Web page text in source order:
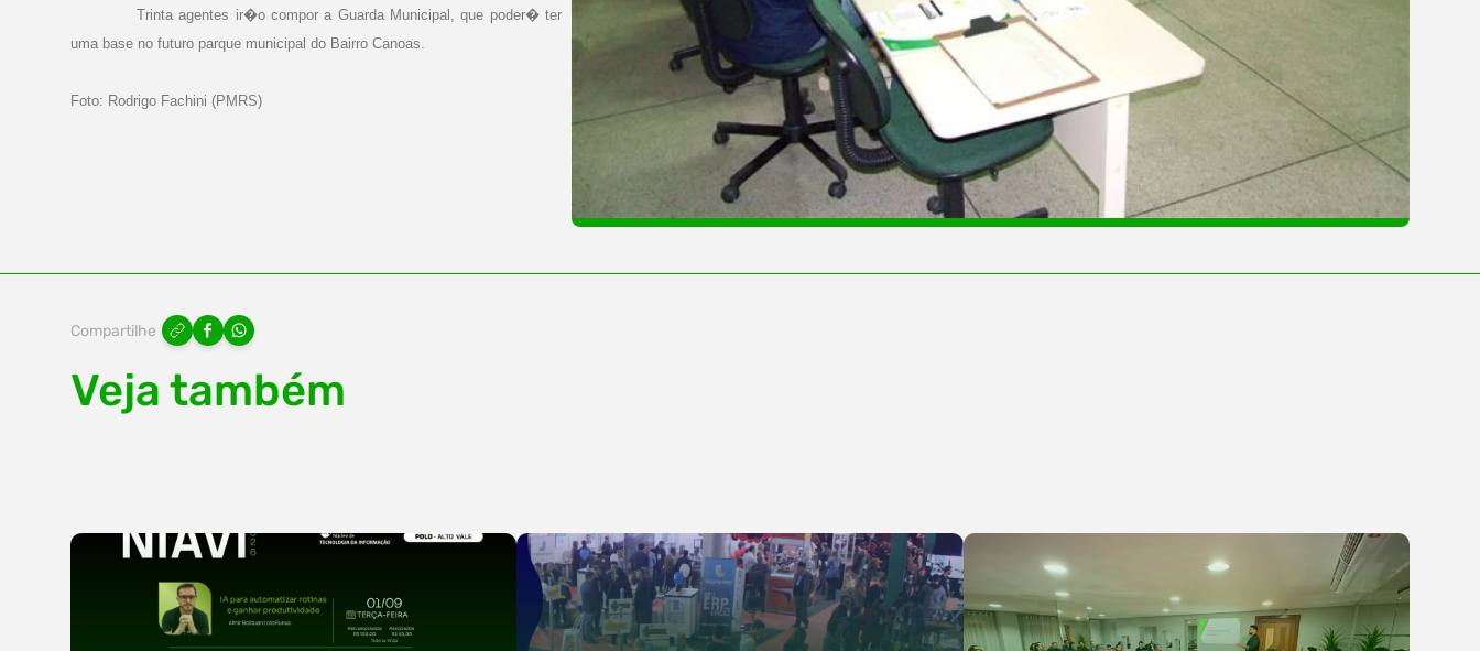
Trinta agentes ir�o compor a Guarda Municipal, que poder� ter
uma base no futuro parque municipal do Bairro Canoas.
Foto: Rodrigo Fachini (PMRS)
Compartilhe
Veja também